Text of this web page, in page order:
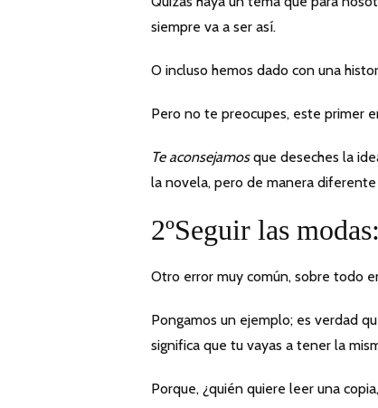
siempre va a ser así.
O incluso hemos dado con una
Pero no te preocupes, este primer
Te aconsejamosque deseches la
la novela, pero de manera
2ºSeguir las modas:
Otro error muy común, sobre todo
Pongamos un ejemplo; es verdad
significa que tu vayas a tener la
Porque, ¿quién quiere leer una